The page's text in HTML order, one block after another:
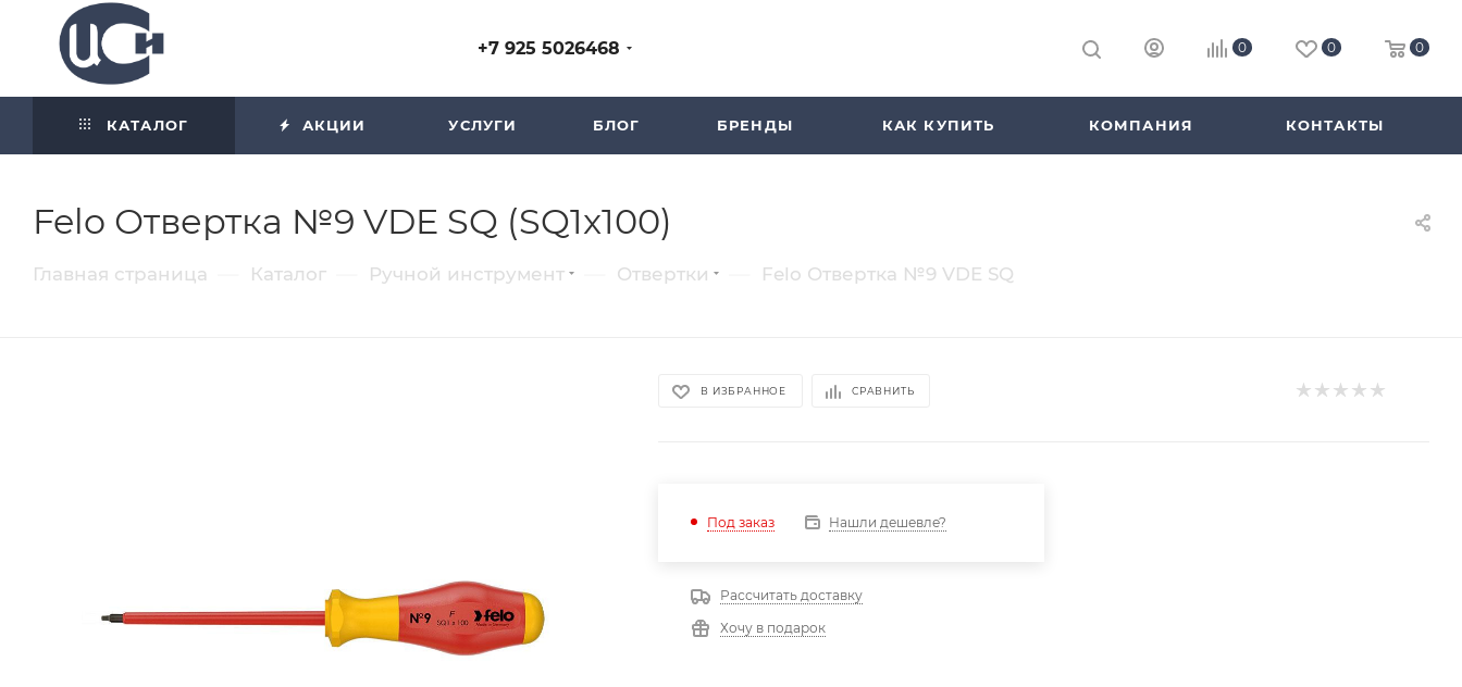
+7 925 5026468 0 0 0
КАТАЛОГ АКЦИИ УСЛУГИ БЛОГ БРЕНДЫ КАК КУПИТЬ КОМПАНИЯ КОНТАКТЫ
Felo Отвертка №9 VDE SQ (SQ1x100)
Главная страница Каталог Ручной инструмент Отвертки Felo Отвертка №9 VDE SQ
В ИЗБРАННОЕ СРАВНИТЬ
Под заказ Нашли дешевле?
Рассчитать доставку
Хочу в подарок